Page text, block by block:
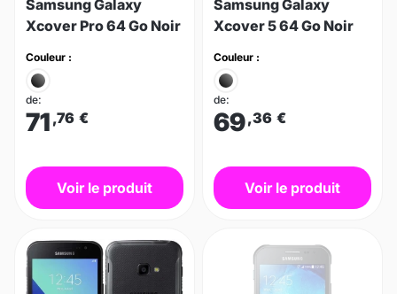
Samsung Galaxy
Xcover Pro 64 Go Noir
Couleur :
de:
71 ,76 €
Voir le produit
Samsung Galaxy
Xcover 5 64 Go Noir
Couleur :
de:
69,36 €
Voir le produit